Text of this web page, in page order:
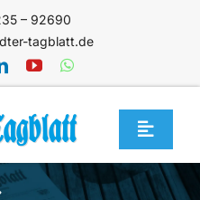
– 92690
tagblatt.de
Toggle